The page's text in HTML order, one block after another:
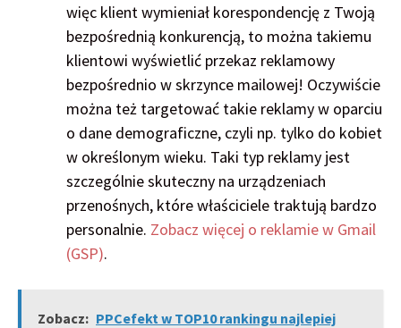
więc klient wymieniał korespondencję z Twoją
bezpośrednią konkurencją, to można takiemu
klientowi wyświetlić przekaz reklamowy
bezpośrednio w skrzynce mailowej! Oczywiście
można też targetować takie reklamy w oparciu
o dane demograficzne, czyli np. tylko do kobiet
w określonym wieku. Taki typ reklamy jest
szczególnie skuteczny na urządzeniach
przenośnych, które właściciele traktują bardzo
personalnie. Zobacz więcej o reklamie w Gmail
(GSP).
Zobacz: PPCefekt w TOP10 rankingu najlepiej